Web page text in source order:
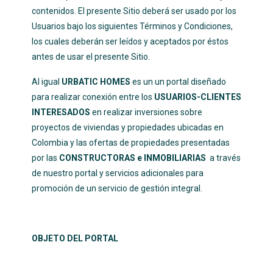
contenidos. El presente Sitio deberá ser usado por los
Usuarios bajo los siguientes Términos y Condiciones,
los cuales deberán ser leídos y aceptados por éstos
antes de usar el presente Sitio.
Al igual URBATIC HOMES es un un portal diseñado
para realizar conexión entre los USUARIOS-CLIENTES
INTERESADOS en realizar inversiones sobre
proyectos de viviendas y propiedades ubicadas en
Colombia y las ofertas de propiedades presentadas
por las CONSTRUCTORAS e INMOBILIARIAS a través
de nuestro portal y servicios adicionales para
promoción de un servicio de gestión integral.
OBJETO DEL PORTAL